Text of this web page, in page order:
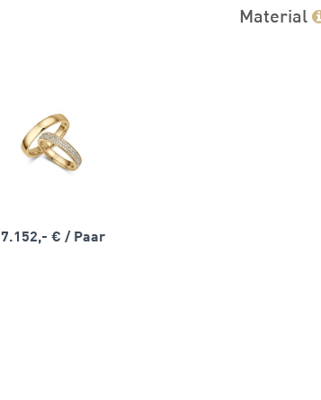
7.152,- € / Paar
Material